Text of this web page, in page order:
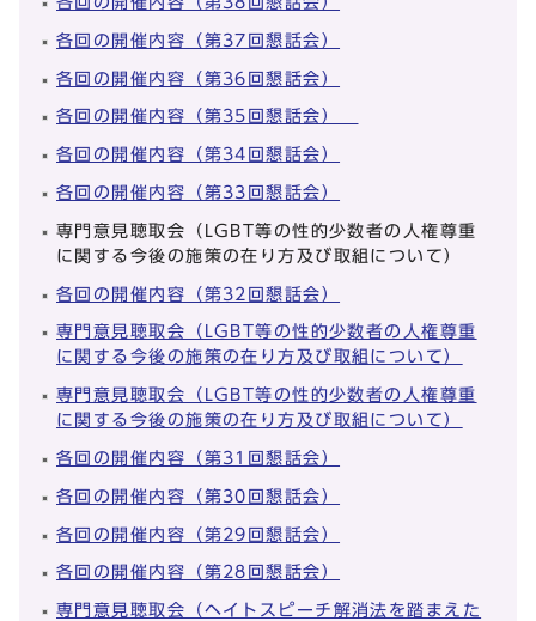
各回の開催内容（第37回懇話会）
各回の開催内容（第36回懇話会）
各回の開催内容（第35回懇話会）
各回の開催内容（第34回懇話会）
各回の開催内容（第33回懇話会）
専門意見聴取会（LGBT等の性的少数者の人権尊重
に関する今後の施策の在り方及び取組について）
各回の開催内容（第32回懇話会）
専門意見聴取会（LGBT等の性的少数者の人権尊重
に関する今後の施策の在り方及び取組について）
専門意見聴取会（LGBT等の性的少数者の人権尊重
に関する今後の施策の在り方及び取組について）
各回の開催内容（第31回懇話会）
各回の開催内容（第30回懇話会）
各回の開催内容（第29回懇話会）
各回の開催内容（第28回懇話会）
専門意見聴取会（ヘイトスピーチ解消法を踏まえた